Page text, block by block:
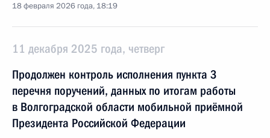
18 февраля 2026 года, 18:19
11 декабря 2025 года, четверг
Продолжен контроль исполнения пункта 3
перечня поручений, данных по итогам работы
в Волгоградской области мобильной приёмной
Президента Российской Федерации